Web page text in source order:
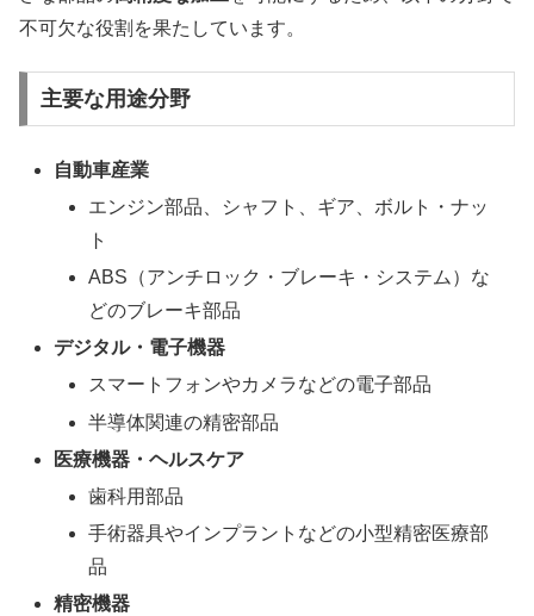
不可欠な役割を果たしています。
主要な用途分野
自動車産業
エンジン部品、シャフト、ギア、ボルト・ナッ
ト
ABS（アンチロック・ブレーキ・システム）な
どのブレーキ部品
デジタル・電子機器
スマートフォンやカメラなどの電子部品
半導体関連の精密部品
医療機器・ヘルスケア
歯科用部品
手術器具やインプラントなどの小型精密医療部
品
精密機器